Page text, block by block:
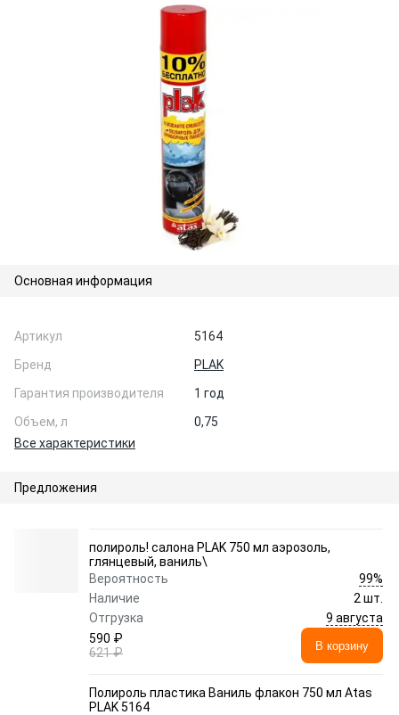
Основная информация
Артикул
5164
Бренд
PLAK
Гарантия производителя
1 год
Объем, л
0,75
Все характеристики
Предложения
полироль! салона PLAK 750 мл аэрозоль,
глянцевый, ваниль\
Вероятность
99%
Наличие
2 шт.
Отгрузка
9 августа
590 ₽
621 ₽
В корзину
Полироль пластика Ваниль флакон 750 мл Atas
PLAK 5164